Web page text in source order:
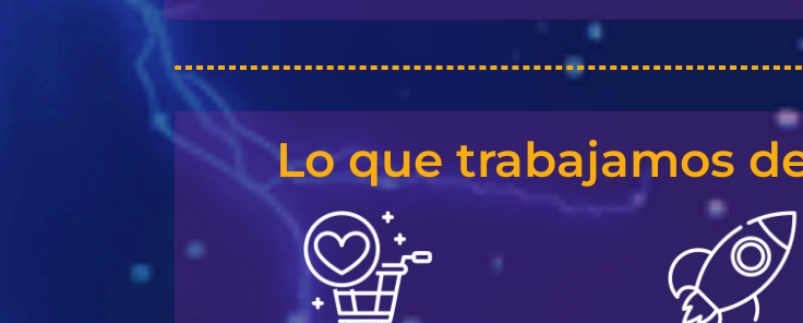
Lo que trabajamos